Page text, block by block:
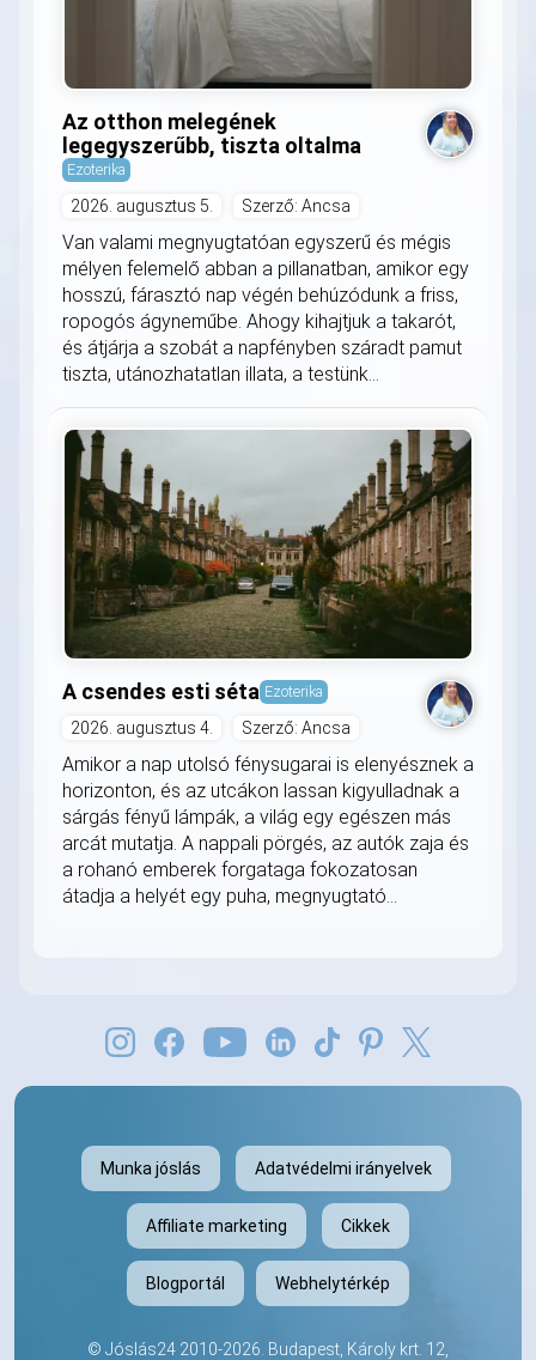
Az otthon melegének
legegyszerűbb, tiszta oltalma
Ezoterika
2026. augusztus 5. Szerző: Ancsa
Van valami megnyugtatóan egyszerű és mégis
mélyen felemelő abban a pillanatban, amikor egy
hosszú, fárasztó nap végén behúzódunk a friss,
ropogós ágyneműbe. Ahogy kihajtjuk a takarót,
és átjárja a szobát a napfényben száradt pamut
tiszta, utánozhatatlan illata, a testünk...
A csendes esti séta Ezoterika
2026. augusztus 4. Szerző: Ancsa
Amikor a nap utolsó fénysugarai is elenyésznek a
horizonton, és az utcákon lassan kigyulladnak a
sárgás fényű lámpák, a világ egy egészen más
arcát mutatja. A nappali pörgés, az autók zaja és
a rohanó emberek forgataga fokozatosan
átadja a helyét egy puha, megnyugtató...
Munka jóslás Adatvédelmi irányelvek
Affiliate marketing Cikkek
Blogportál Webhelytérkép
© Jóslás24 2010-2026. Budapest, Károly krt. 12,